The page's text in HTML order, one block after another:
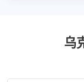
乌